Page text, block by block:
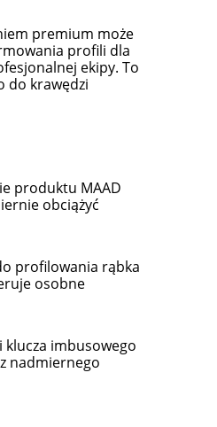
premium może
profili dla
ekipy. To
do krawędzi
produktu MAAD
obciążyć
profilowania rąbka
osobne
klucza imbusowego
nadmiernego